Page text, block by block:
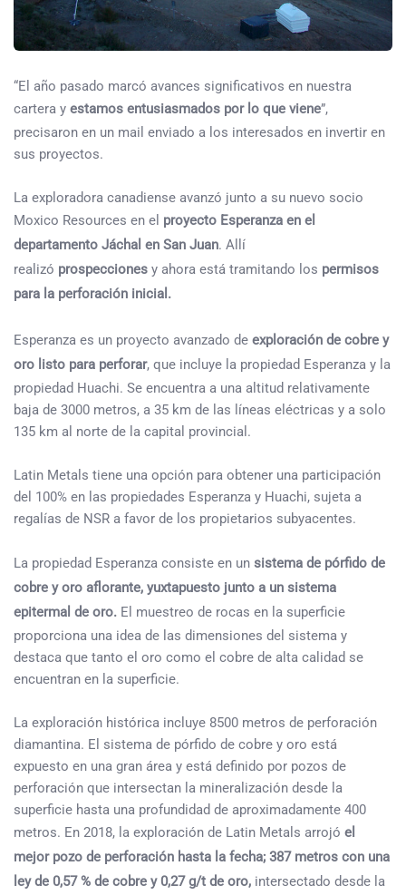
“El año pasado marcó avances significativos en nuestra
cartera y estamos entusiasmados por lo que viene”,
precisaron en un mail enviado a los interesados en invertir en
sus proyectos.
La exploradora canadiense avanzó junto a su nuevo socio
Moxico Resources en el proyecto Esperanza en el
departamento Jáchal en San Juan. Allí
realizó prospecciones y ahora está tramitando los permisos
para la perforación inicial.
Esperanza es un proyecto avanzado de exploración de cobre y
oro listo para perforar, que incluye la propiedad Esperanza y la
propiedad Huachi. Se encuentra a una altitud relativamente
baja de 3000 metros, a 35 km de las líneas eléctricas y a solo
135 km al norte de la capital provincial.
Latin Metals tiene una opción para obtener una participación
del 100% en las propiedades Esperanza y Huachi, sujeta a
regalías de NSR a favor de los propietarios subyacentes.
La propiedad Esperanza consiste en un sistema de pórfido de
cobre y oro aflorante, yuxtapuesto junto a un sistema
epitermal de oro. El muestreo de rocas en la superficie
proporciona una idea de las dimensiones del sistema y
destaca que tanto el oro como el cobre de alta calidad se
encuentran en la superficie.
La exploración histórica incluye 8500 metros de perforación
diamantina. El sistema de pórfido de cobre y oro está
expuesto en una gran área y está definido por pozos de
perforación que intersectan la mineralización desde la
superficie hasta una profundidad de aproximadamente 400
metros. En 2018, la exploración de Latin Metals arrojó el
mejor pozo de perforación hasta la fecha; 387 metros con una
ley de 0,57 % de cobre y 0,27 g/t de oro, intersectado desde la